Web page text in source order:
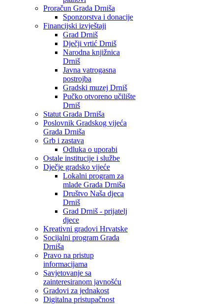
Proračun Grada Drniša
Sponzorstva i donacije
Financijski izvještaji
Grad Drniš
Dječji vrtić Drniš
Narodna knjižnica
Drniš
Javna vatrogasna
postrojba
Gradski muzej Drniš
Pučko otvoreno učilište
Drniš
Statut Grada Drniša
Poslovnik Gradskog vijeća
Grada Drniša
Grb i zastava
Odluka o uporabi
Ostale institucije i službe
Dječje gradsko vijeće
Lokalni program za
mlade Grada Drniša
Društvo Naša djeca
Drniš
Grad Drniš - prijatelj
djece
Kreativni gradovi Hrvatske
Socijalni program Grada
Drniša
Pravo na pristup
informacijama
Savjetovanje sa
zainteresiranom javnošću
Gradovi za jednakost
Digitalna pristupačnost